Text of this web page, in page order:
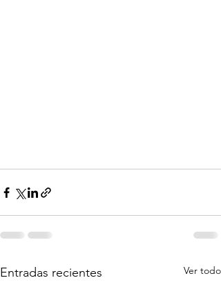
Entradas recientes Ver todo